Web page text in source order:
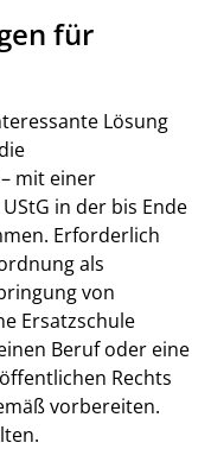
für
Lösung
mit einer
in der bis Ende
Erforderlich
als
von
Ersatzschule
Beruf oder eine
Rechts
vorbereiten.